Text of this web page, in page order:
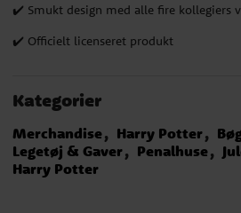
✔️ Smukt design med alle fire kollegiers
✔️ Officielt licenseret produkt
Kategorier
Merchandise Harry Potter
Legetøj & Gaver
Penalhuse
Harry Potter